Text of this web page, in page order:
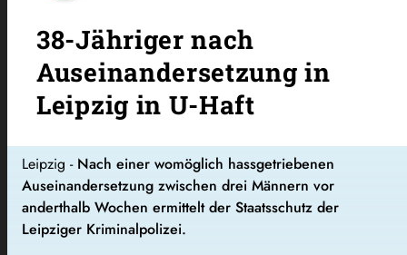
38-Jähriger nach
Auseinandersetzung in
Leipzig in U-Haft
Leipzig - Nach einer womöglich hassgetriebenen
Auseinandersetzung zwischen drei Männern vor
anderthalb Wochen ermittelt der Staatsschutz der
Leipziger Kriminalpolizei.